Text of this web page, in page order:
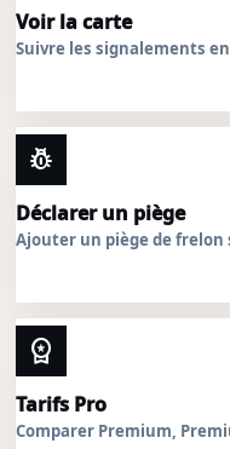
Voir la carte
Suivre les signalements
pest_control
Déclarer un piège
Ajouter un piège de frelon
workspace_premium
Tarifs Pro
Comparer Premium,